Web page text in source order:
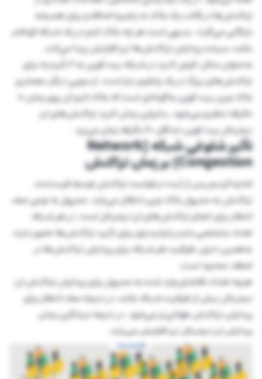
تراکنش‌ها در قالب یک بلاک به زنجیره اضافه و برای همیشه
بایگانی می‌گردد. بدیهی است هر چه بلاک تایم در یک شبکه کوتاه‌تر
باشد، سرعت پردازش تراکنش‌ها نیز افزایش پیدا می‌کند.
به‌عنوان مثال، فرض کنید در شبکه بیت کوین به 6 تأییدیه برای
تراکنش‌های بزرگ در یک پلتفرم نیاز است. از سویی دیگر، معماری
بلاک چین بیت کوین به‌گونه‌ای است که بلاک تایم آن روی زمان 10
دقیقه تنظیم می‌شود. بنابراین زمان تایید تراکنش‌های ارز
دیجیتال بیت کوین حداقل 60 دقیقه زمان می‌برد.
تأثیر شلوغی شبکه (Network
Congestion) بر زمان تراکنش
اشاره کردیم پس از ثبت درخواست تراکنش توسط فرستنده،
تراکنش به ممپول بلاک چین انتقال می‌یابد. ممپول به نوعی صف
انتظار برای انجام تراکنش‌های ارز دیجیتال است. در هر شبکه
تعداد مشخصی ماینر یا ولیدیتور برای تأیید تراکنش‌ها حضور دارند.
به‌همین دلیل، ظرفیت هر شبکه برای پردازش تراکنش‌ها در
لحظه، محدود است.
هرچه تعداد تقاضای وارد شده به ممپول برای پردازش تراکنش ارز
دیجیتال بیش از ظرفیت شبکه باشد، در نتیجه صف انتظار برای
پردازش تراکنش طولانی‌‌تر می‌شود. در نتیجه میانگین زمان
پردازش ارز دیجیتال نیز افزایش می‌یابد.